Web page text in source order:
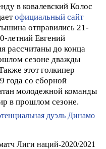
в ковалевский Колос
официальный сайт
отправились 21-
летний Евгений
рассчитаны до конца
сезоне дважды
этот голкипер
года со сборной
молодежной команды
в прошлом сезоне.
дуэль Динамо
Лиги наций-2020/2021